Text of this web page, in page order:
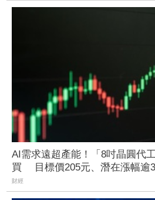
AI需求遠超產能！「8吋晶圓代
買 目標價205元、潛在漲幅逾
財經